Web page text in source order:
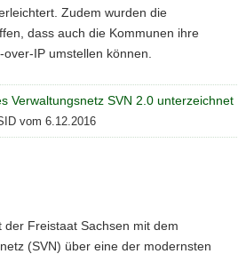
Zudem wurden die
dass auch die Kommunen ihre
IP umstellen können.
Verwaltungsnetz SVN 2.0 unterzeichnet
vom 6.12.2016
Freistaat Sachsen mit dem
(SVN) über eine der modernsten